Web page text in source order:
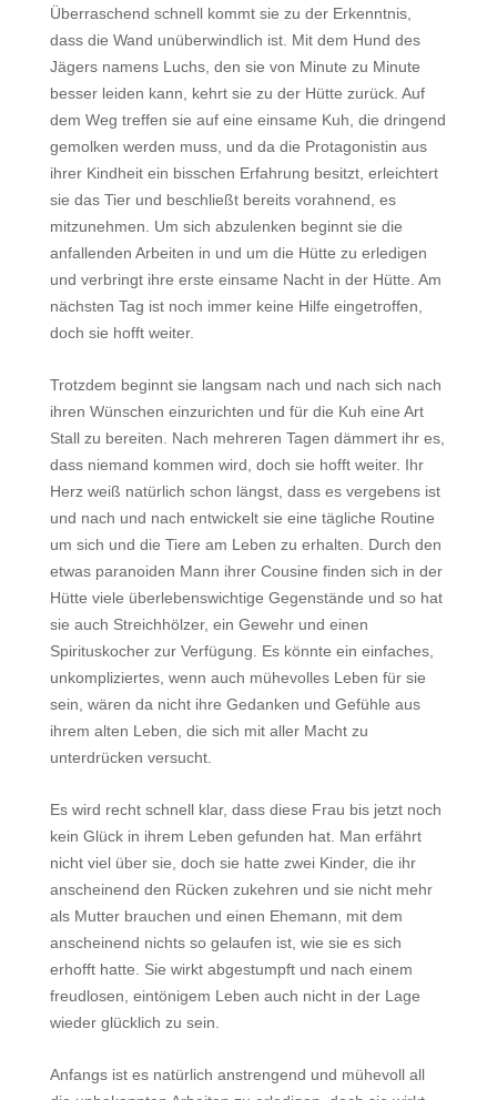
Überraschend schnell kommt sie zu der Erkenntnis,
dass die Wand unüberwindlich ist. Mit dem Hund des
Jägers namens Luchs, den sie von Minute zu Minute
besser leiden kann, kehrt sie zu der Hütte zurück. Auf
dem Weg treffen sie auf eine einsame Kuh, die dringend
gemolken werden muss, und da die Protagonistin aus
ihrer Kindheit ein bisschen Erfahrung besitzt, erleichtert
sie das Tier und beschließt bereits vorahnend, es
mitzunehmen. Um sich abzulenken beginnt sie die
anfallenden Arbeiten in und um die Hütte zu erledigen
und verbringt ihre erste einsame Nacht in der Hütte. Am
nächsten Tag ist noch immer keine Hilfe eingetroffen,
doch sie hofft weiter.
Trotzdem beginnt sie langsam nach und nach sich nach
ihren Wünschen einzurichten und für die Kuh eine Art
Stall zu bereiten. Nach mehreren Tagen dämmert ihr es,
dass niemand kommen wird, doch sie hofft weiter. Ihr
Herz weiß natürlich schon längst, dass es vergebens ist
und nach und nach entwickelt sie eine tägliche Routine
um sich und die Tiere am Leben zu erhalten. Durch den
etwas paranoiden Mann ihrer Cousine finden sich in der
Hütte viele überlebenswichtige Gegenstände und so hat
sie auch Streichhölzer, ein Gewehr und einen
Spirituskocher zur Verfügung. Es könnte ein einfaches,
unkompliziertes, wenn auch mühevolles Leben für sie
sein, wären da nicht ihre Gedanken und Gefühle aus
ihrem alten Leben, die sich mit aller Macht zu
unterdrücken versucht.
Es wird recht schnell klar, dass diese Frau bis jetzt noch
kein Glück in ihrem Leben gefunden hat. Man erfährt
nicht viel über sie, doch sie hatte zwei Kinder, die ihr
anscheinend den Rücken zukehren und sie nicht mehr
als Mutter brauchen und einen Ehemann, mit dem
anscheinend nichts so gelaufen ist, wie sie es sich
erhofft hatte. Sie wirkt abgestumpft und nach einem
freudlosen, eintönigem Leben auch nicht in der Lage
wieder glücklich zu sein.
Anfangs ist es natürlich anstrengend und mühevoll all